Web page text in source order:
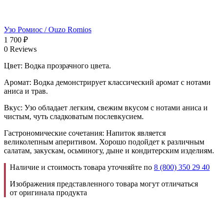
Узо Ромиос / Ouzo Romios
1 700 ₽
0 Reviews
Цвет: Водка прозрачного цвета.
Аромат: Водка демонстрирует классический аромат с нотами
аниса и трав.
Вкус: Узо обладает легким, свежим вкусом с нотами аниса и
чистым, чуть сладковатым послевкусием.
Гастрономические сочетания: Напиток является
великолепным аперитивом. Хорошо подойдет к различным
салатам, закускам, осьминогу, дыне и кондитерским изделиям.
Наличие и стоимость товара уточняйте по 8 (800) 350 29 40
Изображения представленного товара могут отличаться
от оригинала продукта